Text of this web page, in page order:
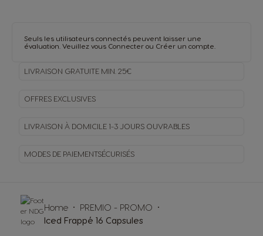
Seuls les utilisateurs connectés peuvent laisser une
évaluation. Veuillez vous Connecter ou Créer un compte
LIVRAISON GRATUITE MIN. 25€
OFFRES EXCLUSIVES
LIVRAISON À DOMICILE 1-3 JOURS OUVRABLES
MODES DE PAIEMENTSÉCURISÉS
Home
PREMIO - PROMO
Iced Frappé 16 Capsules